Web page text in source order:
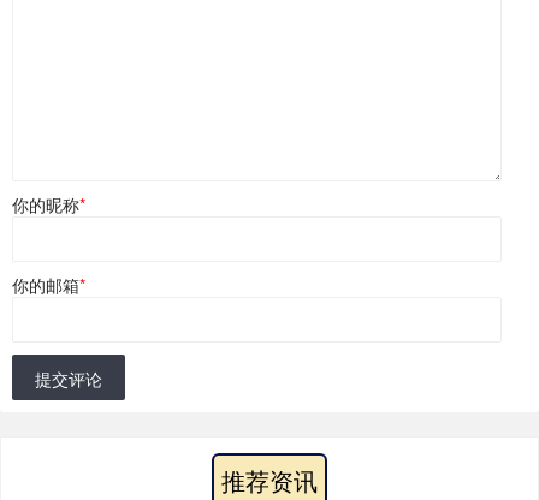
你的昵称*
你的邮箱*
提交评论
推荐资讯